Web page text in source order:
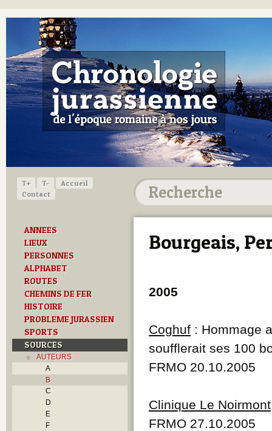
T+ T-
Accueil
Contact
ANNEES
LIEUX
PERSONNES
ALPHABET
ROUTES
CHEMINS DE FER
HISTOIRE
PROBLEME JURASSIEN
SPORTS
SOURCES
AUTEURS
A
B
C
D
E
F
Bourgeais,
2005
Coghuf : Hommage
soufflerait ses 100
FRMO 20.10.2005
Clinique Le Noirmont
FRMO 27.10.2005